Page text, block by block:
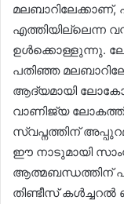
എത്തിയില്ലെന്ന
ഉൾക്കൊള്ളുന്നു.
പതിഞ്ഞ
ആദ്യമായി
വാണിജ്യ
സ്വപ്നത്തിന്
ഈ നാടുമായി
ആത്മബന്ധത്തിന്
തിണ്ടീസ്